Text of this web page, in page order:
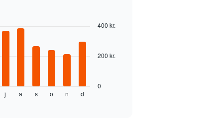
j a s o n d
0
200 kr.
400 kr.